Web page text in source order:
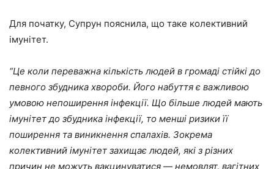
Для початку, Супрун пояснила, що таке колективний
імунітет.
“Це коли переважна кількість людей в громаді стійкі до
певного збудника хвороби. Його набуття є важливою
умовою непоширення інфекції. Що більше людей мають
імунітет до збудника інфекції, то менші ризики її
поширення та виникнення спалахів. Зокрема
колективний імунітет захищає людей, які з різних
причин не можуть вакцинуватися — немовлят, вагітних